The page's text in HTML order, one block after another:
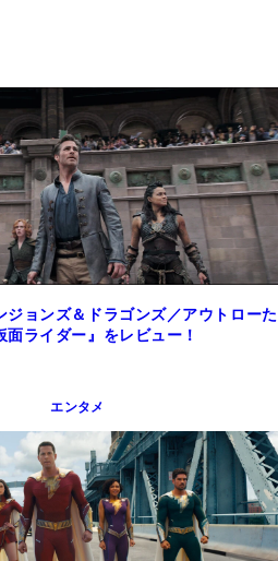
ジョンズ＆ドラゴンズ／アウトローた
ライダー』をレビュー！
エンタメ